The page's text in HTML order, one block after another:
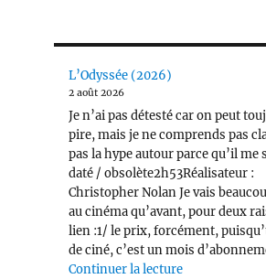
L’Odyssée (2026)
2 août 2026
Je n’ai pas détesté car on peut
pire, mais je ne comprends pas
pas la hype autour parce qu’il me
daté / obsolète2h53Réalisateur :
Christopher Nolan Je vais
au cinéma qu’avant, pour deux
lien :1/ le prix, forcément,
de ciné, c’est un mois
Continuer la lecturede «